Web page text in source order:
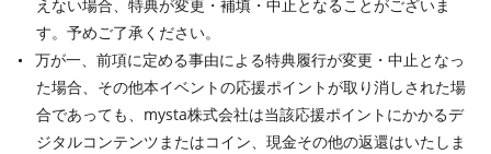
えない場合、特典が変更・補填・中止となることがございま
す。予めご了承ください。
万が一、前項に定める事由による特典履行が変更・中止となっ
た場合、その他本イベントの応援ポイントが取り消しされた場
合であっても、mysta株式会社は当該応援ポイントにかかるデ
ジタルコンテンツまたはコイン、現金その他の返還はいたしま